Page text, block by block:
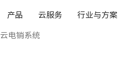
产品 云服务 行业与方案
云电销系统